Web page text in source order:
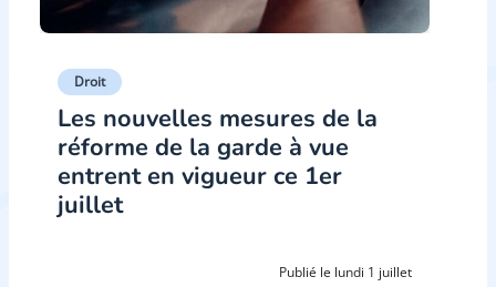
Droit
Les nouvelles mesures de la
réforme de la garde à vue
entrent en vigueur ce 1er
juillet
Publié le lundi 1 juillet